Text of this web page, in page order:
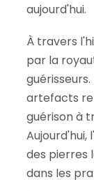
aujourd'hui.
À travers
par la
artefacts
guérison à
des pierres
dans les